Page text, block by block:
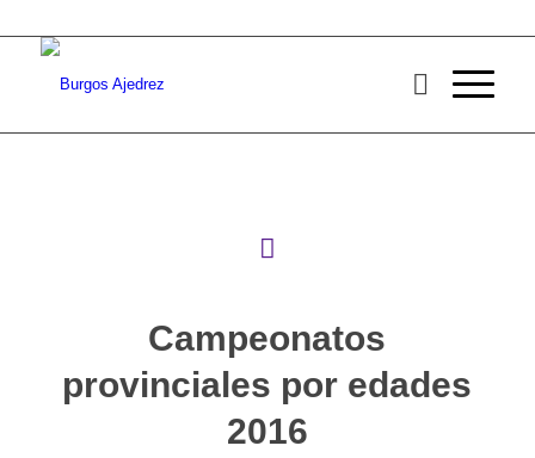
Campeonatos
provinciales por edades
2016